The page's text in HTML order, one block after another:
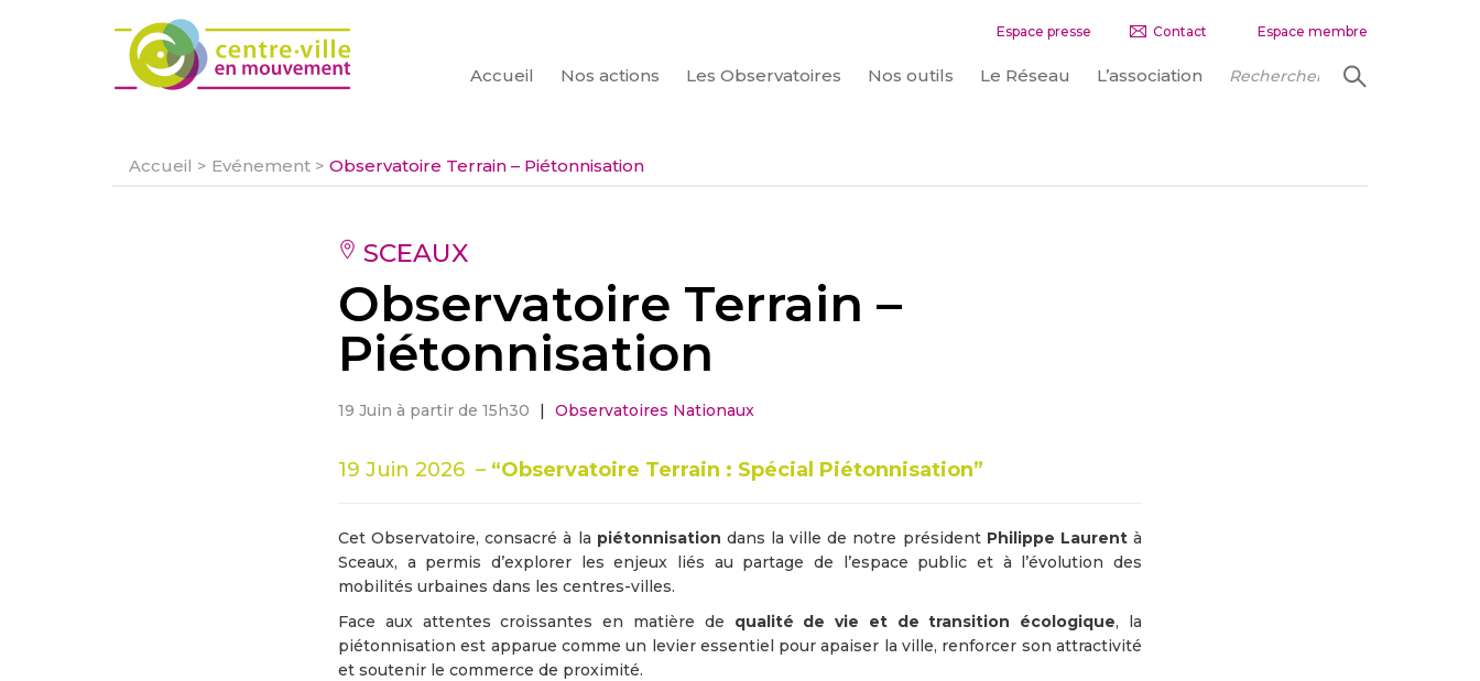
Espace presse Contact Espace membre
Accueil Nos actions Les Observatoires Nos outils Le Réseau L’association
CHERCHER
Accueil > Evénement > Observatoire Terrain – Piétonnisation
SCEAUX
Observatoire Terrain –
Piétonnisation
19 Juin à partir de 15h30 | Observatoires Nationaux
19 Juin 2026 – “Observatoire Terrain : Spécial Piétonnisation”
Cet Observatoire, consacré à la piétonnisation dans la ville de notre président Philippe Laurentà
Sceaux, a permis d’explorer les enjeux liés au partage de l’espace public et à l’évolution des
mobilités urbaines dans les centres-villes.
Face aux attentes croissantes en matière de qualité de vie et de transition écologique, la
piétonnisation est apparue comme un levier essentiel pour apaiser la ville, renforcer son attractivité
et soutenir le commerce de proximité.